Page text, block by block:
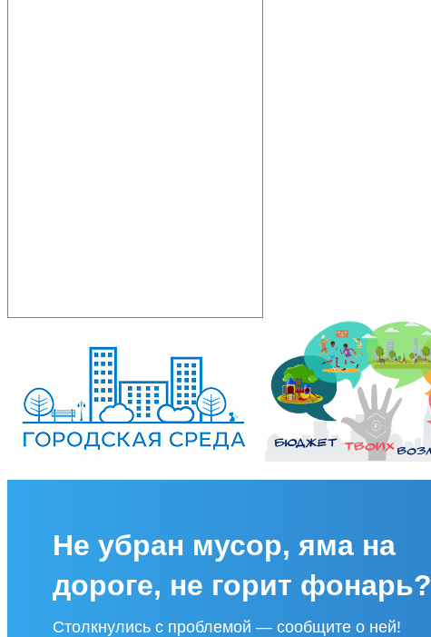
Не убран мусор, яма на
дороге, не горит фонарь?
Столкнулись с проблемой — сообщите о ней!